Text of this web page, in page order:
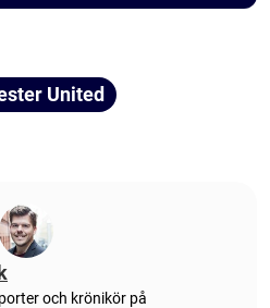
United
och krönikör på